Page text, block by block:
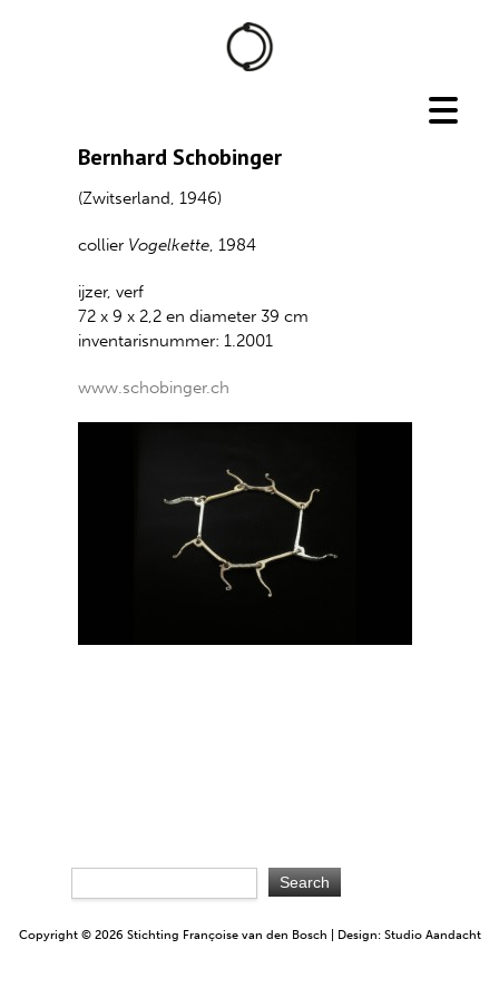
Bernhard Schobinger
(Zwitserland, 1946)
collier Vogelkette, 1984
ijzer, verf
72 x 9 x 2,2 en diameter 39 cm
inventarisnummer: 1.2001
www.schobinger.ch
Copyright © 2026 Stichting Françoise van den Bosch | Design: Studio Aandacht